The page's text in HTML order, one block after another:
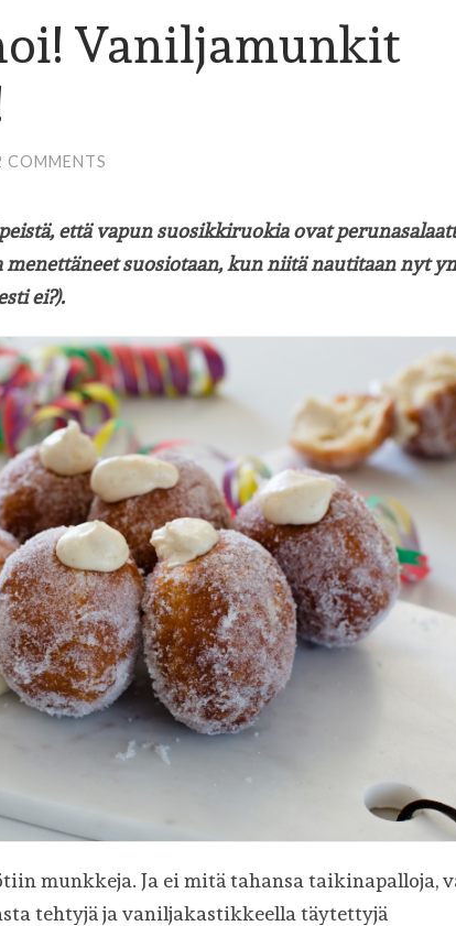
Vaniljamunkit
COMMENTS
että vapun suosikkiruokia ovat
suosiotaan, kun niitä nautitaan nyt
ei?).
munkkeja. Ja ei mitä tahansa taikinapalloja,
tehtyjä ja vaniljakastikkeella täytettyjä